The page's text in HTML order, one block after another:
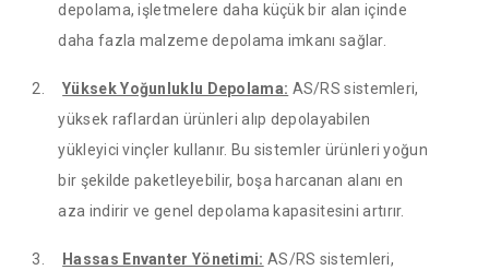
depolama, işletmelere daha küçük bir alan içinde
daha fazla malzeme depolama imkanı sağlar.
2. Yüksek Yoğunluklu Depolama: AS/RS sistemleri,
yüksek raflardan ürünleri alıp depolayabilen
yükleyici vinçler kullanır. Bu sistemler ürünleri yoğun
bir şekilde paketleyebilir, boşa harcanan alanı en
aza indirir ve genel depolama kapasitesini artırır.
3. Hassas Envanter Yönetimi: AS/RS sistemleri,